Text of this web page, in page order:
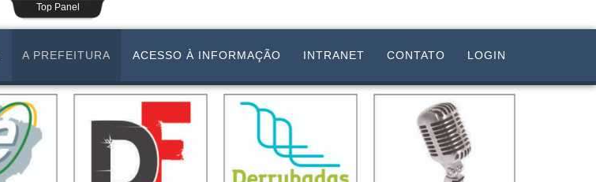
Top Panel
A PREFEITURA ACESSO À INFORMAÇÃO INTRANET CONTATO LOGIN